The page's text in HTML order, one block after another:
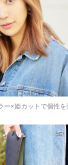
×姫カットで個性を